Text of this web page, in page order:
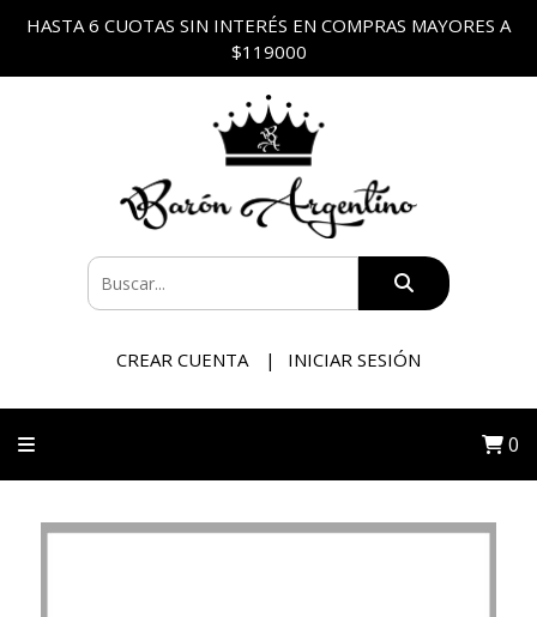
HASTA 6 CUOTAS SIN INTERÉS EN COMPRAS MAYORES A
$119000
CREAR CUENTA INICIAR SESIÓN
0